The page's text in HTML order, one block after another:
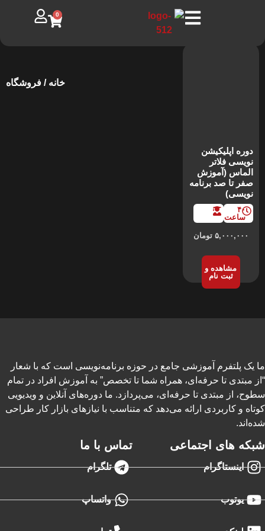
0
خانه / فروشگاه
دوره اپلیکیشن
نویسی فلاتر
الماس (آموزش
صفر تا صد برنامه
نویسی)
۴۰
ساعت
۵,۰۰۰,۰۰۰ تومان
مشاهده و
ثبت نام
ما یک پلتفرم آموزشی جامع در حوزه برنامه‌نویسی است که با شعار
“از مبتدی تا حرفه‌ای، همراه شما تا تخصص” به آموزش افراد در تمام
سطوح، از مبتدی تا حرفه‌ای، می‌پردازد. ما دوره‌های آنلاین و ویدیویی
کوتاه و کاربردی ارائه می‌دهد که متناسب با نیازهای بازار کار طراحی
شده‌اند.
شبکه های اجتماعی
اینستاگرام
یوتوب
تماس با ما
تلگرام
واتساپ